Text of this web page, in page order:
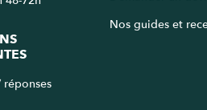
Nos guides et